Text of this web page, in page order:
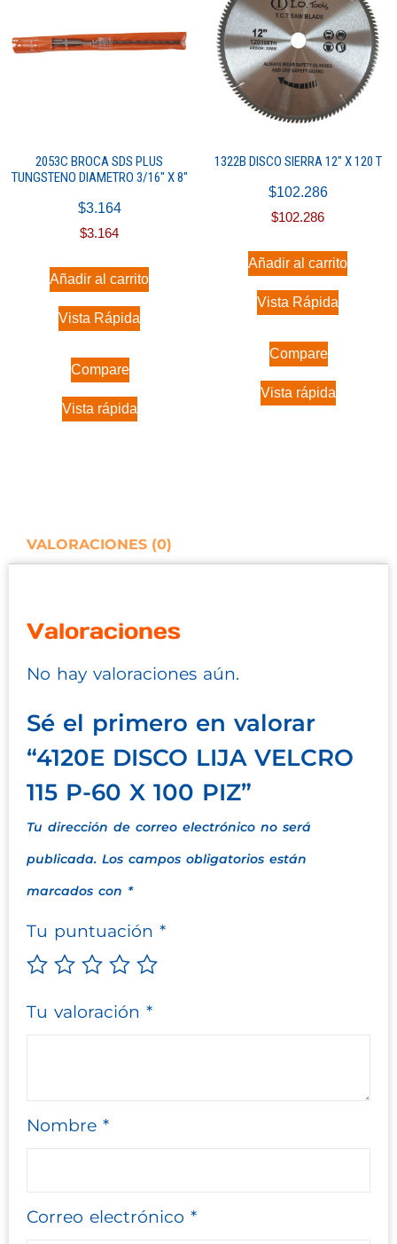
2053C BROCA SDS PLUS
TUNGSTENO DIAMETRO 3/16″ X 8″
$3.164
$3.164
Añadir al carrito
Vista Rápida
Compare
Vista rápida
1322B DISCO SIERRA 12″ X 120 T
$102.286
$102.286
Añadir al carrito
Vista Rápida
Compare
Vista rápida
VALORACIONES (0)
Valoraciones
No hay valoraciones aún.
Sé el primero en valorar
“4120E DISCO LIJA VELCRO
115 P-60 X 100 PIZ”
Tu dirección de correo electrónico no será
publicada. Los campos obligatorios están
marcados con *
Tu puntuación *
Tu valoración *
Nombre *
Correo electrónico *